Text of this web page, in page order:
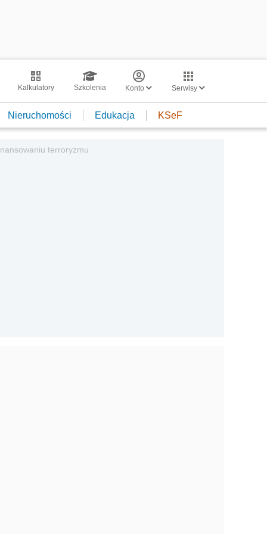
Kalkulatory Szkolenia Konto Serwisy
Nieruchomości Edukacja KSeF
terroryzmu